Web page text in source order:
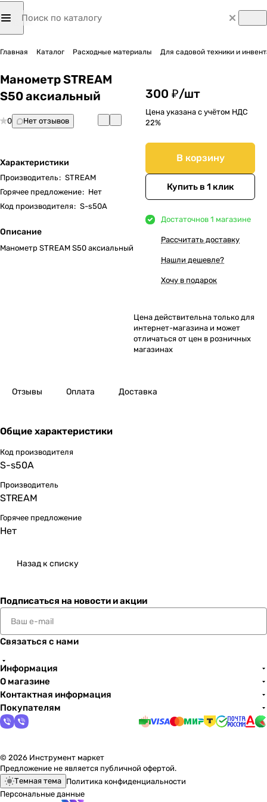
Главная Каталог Расходные материалы Для садовой техники и
Манометр STREAM
S50 аксиальный
0 Нет отзывов
Характеристики
Производитель: STREAM
Горячее предложение: Нет
Код производителя: S-s50A
Описание
Манометр STREAM S50 аксиальный
300 ₽/шт
Цена указана с учётом НДС
22%
В корзину
Купить в 1 клик
Достаточнов 1 магазине
Рассчитать доставку
Нашли дешевле?
Хочу в подарок
Цена действительна только для
интернет-магазина и может
отличаться от цен в розничных
магазинах
Отзывы Оплата Доставка
Общие характеристики
Код производителя
S-s50A
Производитель
STREAM
Горячее предложение
Нет
Назад к списку
Подписаться на новости и акции
Связаться с нами
Информация
О магазине
Контактная информация
Покупателям
© 2026 Инструмент маркет
Предложение не является публичной офертой.
Темная тема Политика конфиденциальности
Персональные данные